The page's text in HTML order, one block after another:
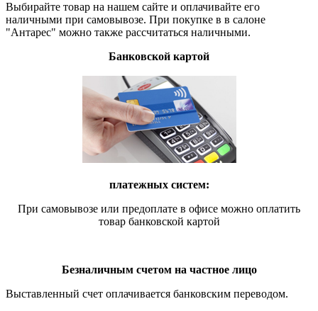
Выбирайте товар на нашем сайте и оплачивайте его
наличными при самовывозе. При покупке в в салоне
"Антарес" можно также рассчитаться наличными.
Банковской картой
платежных систем:
При самовывозе или предоплате в офисе можно оплатить
товар банковской картой
Безналичным счетом на частное лицо
Выставленный счет оплачивается банковским переводом.